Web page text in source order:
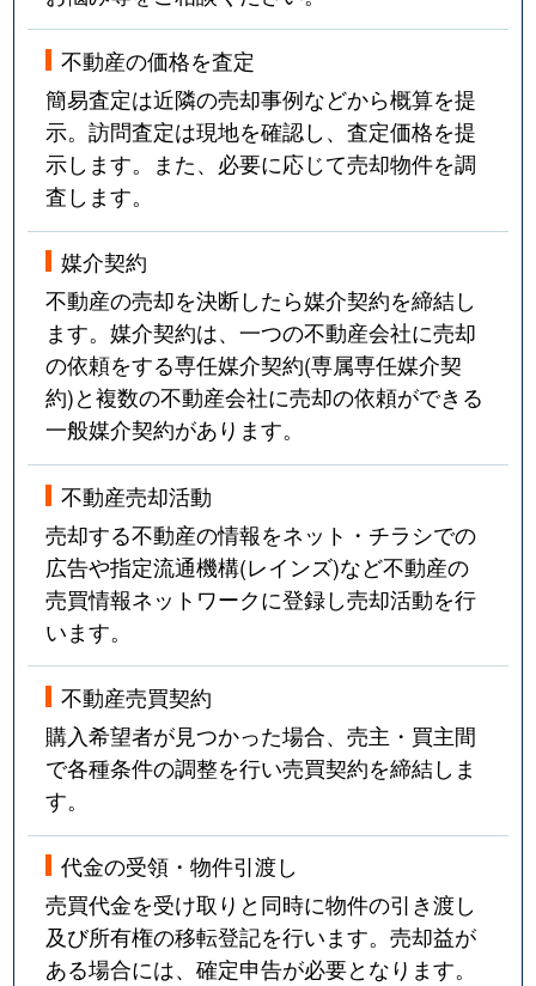
不動産の価格を査定
簡易査定は近隣の売却事例などから概算を提
示。訪問査定は現地を確認し、査定価格を提
示します。また、必要に応じて売却物件を調
査します。
媒介契約
不動産の売却を決断したら媒介契約を締結し
ます。媒介契約は、一つの不動産会社に売却
の依頼をする専任媒介契約(専属専任媒介契
約)と複数の不動産会社に売却の依頼ができる
一般媒介契約があります。
不動産売却活動
売却する不動産の情報をネット・チラシでの
広告や指定流通機構(レインズ)など不動産の
売買情報ネットワークに登録し売却活動を行
います。
不動産売買契約
購入希望者が見つかった場合、売主・買主間
で各種条件の調整を行い売買契約を締結しま
す。
代金の受領・物件引渡し
売買代金を受け取りと同時に物件の引き渡し
及び所有権の移転登記を行います。売却益が
ある場合には、確定申告が必要となります。